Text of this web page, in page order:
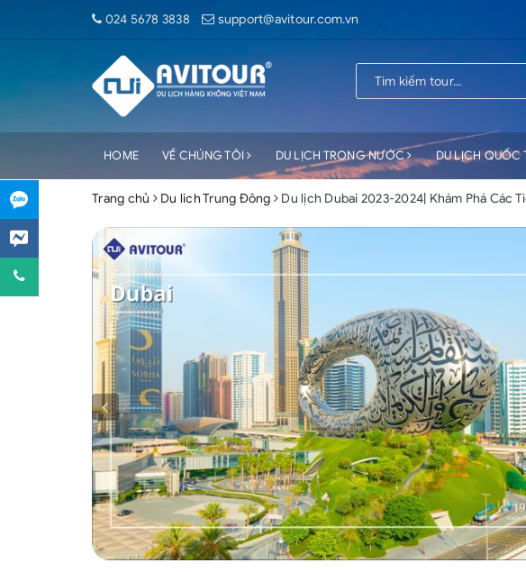
024 5678 3838 support@avitour.com.vn
HOME VỀ CHÚNG TÔI DU LỊCH TRONG NƯỚC DU LỊCH QUỐC
Trang chủ Du lich Trung Đông Du lịch Dubai 2023-2024| Khám Phá Các